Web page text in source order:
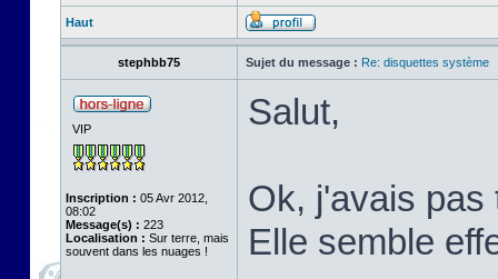
Haut
stephbb75 Sujet du message : Re: disquettes système
VIP
Inscription : 05 Avr 2012,
08:02
Message(s) : 223
Localisation : Sur terre, mais
souvent dans les nuages !
Salut,
Ok, j'avais pas
Elle semble